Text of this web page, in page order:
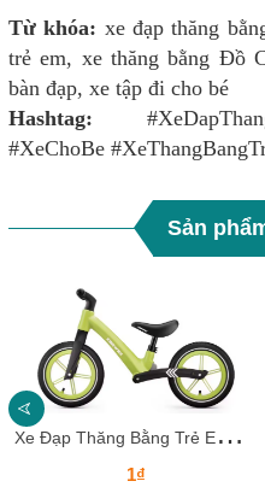
Từ khóa: xe đạp thăng
trẻ em, xe thăng bằng Đồ
bàn đạp, xe tập đi cho bé
Hashtag:
#XeChoBe
Sản
X
e Đạp Thăng Bằng Trẻ Em XDKB25_Dochoikinhbac
1₫